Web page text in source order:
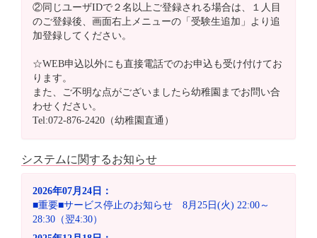
②同じユーザIDで２名以上ご登録される場合は、１人目
のご登録後、画面右上メニューの「受験生追加」より追
加登録してください。
☆WEB申込以外にも直接電話でのお申込も受け付けてお
ります。
また、ご不明な点がございましたら幼稚園までお問い合
わせください。
Tel:072-876-2420（幼稚園直通）
システムに関するお知らせ
2026年07月24日：
■重要■サービス停止のお知らせ 8月25日(火) 22:00～
28:30（翌4:30）